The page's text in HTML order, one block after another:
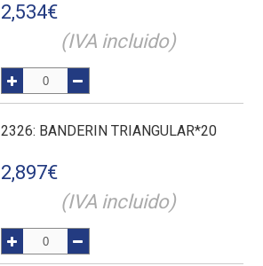
2,534€
(IVA incluido)
2326: BANDERIN TRIANGULAR*20
2,897€
(IVA incluido)